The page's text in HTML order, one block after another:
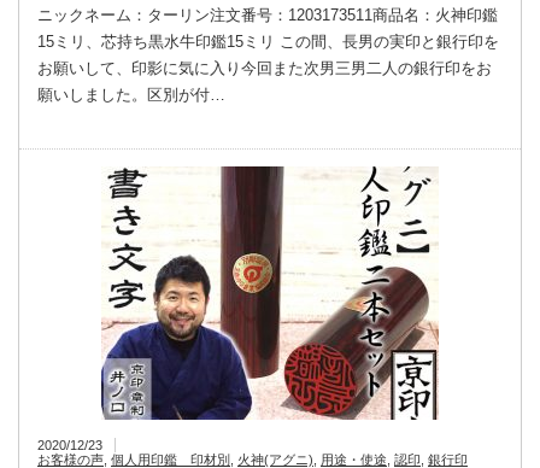
ニックネーム：ターリン注文番号：1203173511商品名：火神印鑑
15ミリ、芯持ち黒水牛印鑑15ミリ この間、長男の実印と銀行印を
お願いして、印影に気に入り今回また次男三男二人の銀行印をお
願いしました。区別が付…
2020/12/23
お客様の声 個人用印鑑 印材別 火神(アグニ) 用途・使途 認印 銀行印